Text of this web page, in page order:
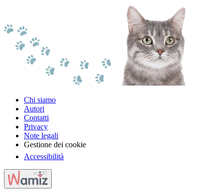
Chi siamo
Autori
Contatti
Privacy
Note legali
Gestione dei cookie
Accessibilità